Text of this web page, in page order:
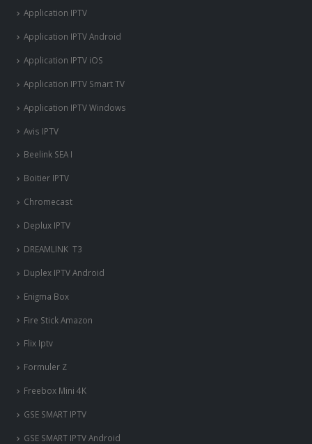
Application IPTV
Application IPTV Android
Application IPTV iOS
Application IPTV Smart TV
Application IPTV Windows
Avis IPTV
Beelink SEA I
Boitier IPTV
Chromecast
Deplux IPTV
DREAMLINK T3
Duplex IPTV Android
Enigma Box
Fire Stick Amazon
Flix Iptv
Formuler Z
Freebox Mini 4K
‎GSE SMART IPTV
GSE SMART IPTV Android